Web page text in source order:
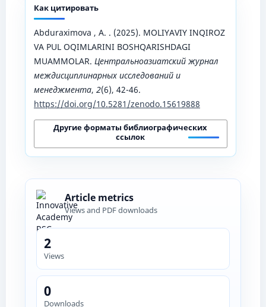
Как цитировать
Abduraximova , A. . (2025). MOLIYAVIY INQIROZ
VA PUL OQIMLARINI BOSHQARISHDAGI
MUAMMOLAR. Центральноазиатский журнал
междисциплинарных исследований и
менеджмента, 2(6), 42-46.
https://doi.org/10.5281/zenodo.15619888
Другие форматы библиографических
ссылок
Article metrics
Views and PDF downloads
2
Views
0
Downloads